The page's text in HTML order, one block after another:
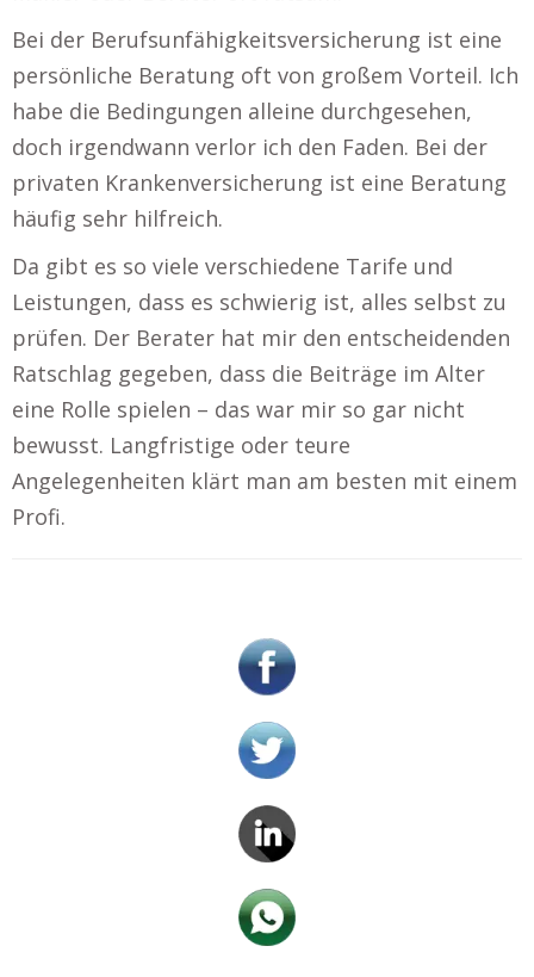
Bei der Berufsunfähigkeitsversicherung ist eine
persönliche Beratung oft von großem Vorteil. Ich
habe die Bedingungen alleine durchgesehen,
doch irgendwann verlor ich den Faden. Bei der
privaten Krankenversicherung ist eine Beratung
häufig sehr hilfreich.
Da gibt es so viele verschiedene Tarife und
Leistungen, dass es schwierig ist, alles selbst zu
prüfen. Der Berater hat mir den entscheidenden
Ratschlag gegeben, dass die Beiträge im Alter
eine Rolle spielen – das war mir so gar nicht
bewusst. Langfristige oder teure
Angelegenheiten klärt man am besten mit einem
Profi.